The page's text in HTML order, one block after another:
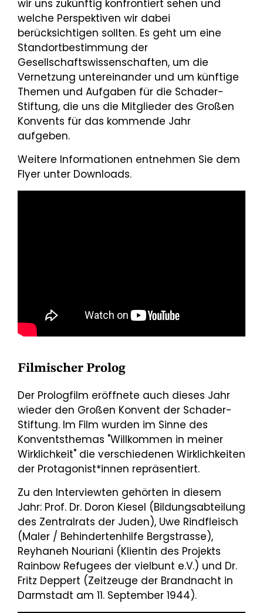
wir uns zukünftig konfrontiert sehen und
welche Perspektiven wir dabei
berücksichtigen sollten. Es geht um eine
Standortbestimmung der
Gesellschaftswissenschaften, um die
Vernetzung untereinander und um künftige
Themen und Aufgaben für die Schader-
Stiftung, die uns die Mitglieder des Großen
Konvents für das kommende Jahr
aufgeben.
Weitere Informationen entnehmen Sie dem
Flyer unter Downloads.
Filmischer Prolog
Der Prologfilm eröffnete auch dieses Jahr
wieder den Großen Konvent der Schader-
Stiftung. Im Film wurden im Sinne des
Konventsthemas "Willkommen in meiner
Wirklichkeit" die verschiedenen Wirklichkeiten
der Protagonist*innen repräsentiert.
Zu den Interviewten gehörten in diesem
Jahr: Prof. Dr. Doron Kiesel (Bildungsabteilung
des Zentralrats der Juden), Uwe Rindfleisch
(Maler / Behindertenhilfe Bergstrasse),
Reyhaneh Nouriani (Klientin des Projekts
Rainbow Refugees der vielbunt e.V.) und Dr.
Fritz Deppert (Zeitzeuge der Brandnacht in
Darmstadt am 11. September 1944).